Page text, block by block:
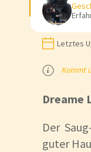
Letztes
Kommt
Dreame
Der
guter